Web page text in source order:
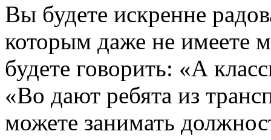
Вы будете искренне
которым даже не имеете
будете говорить: «А
«Во дают ребята из
можете занимать